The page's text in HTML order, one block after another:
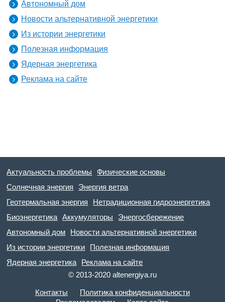
Автономный дом
Новости альтернативной энергетики
Из истории энергетики
Полезная информация
Ядерная энергетика
Реклама на сайте
Актуальность проблемы
Физические основы
Солнечная энергия
Энергия ветра
Геотермальная энергия
Нетрадиционная гидроэнергетика
Биоэнергетика
Аккумуляторы
Энергосбережение
Автономный дом
Новости альтернативной энергетики
Из истории энергетики
Полезная информация
Ядерная энергетика
Реклама на сайте
© 2013-2020 altenergiya.ru
Контакты
Политика конфиденциальности